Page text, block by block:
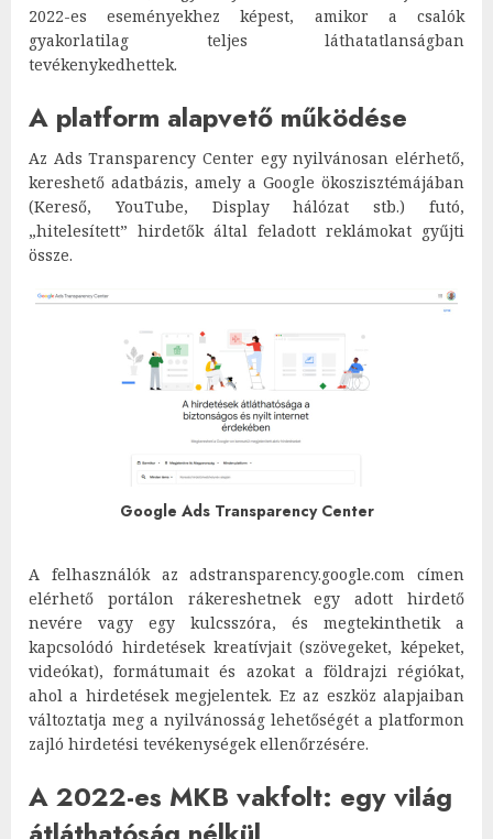
2022-es eseményekhez képest, amikor a csalók
gyakorlatilag teljes láthatatlanságban
tevékenykedhettek.
A platform alapvető működése
Az Ads Transparency Center egy nyilvánosan elérhető,
kereshető adatbázis, amely a Google ökoszisztémájában
(Kereső, YouTube, Display hálózat stb.) futó,
„hitelesített” hirdetők által feladott reklámokat gyűjti
össze.
Google Ads Transparency Center
A felhasználók az adstransparency.google.com címen
elérhető portálon rákereshetnek egy adott hirdető
nevére vagy egy kulcsszóra, és megtekinthetik a
kapcsolódó hirdetések kreatívjait (szövegeket, képeket,
videókat), formátumait és azokat a földrajzi régiókat,
ahol a hirdetések megjelentek. Ez az eszköz alapjaiban
változtatja meg a nyilvánosság lehetőségét a platformon
zajló hirdetési tevékenységek ellenőrzésére.
A 2022-es MKB vakfolt: egy világ